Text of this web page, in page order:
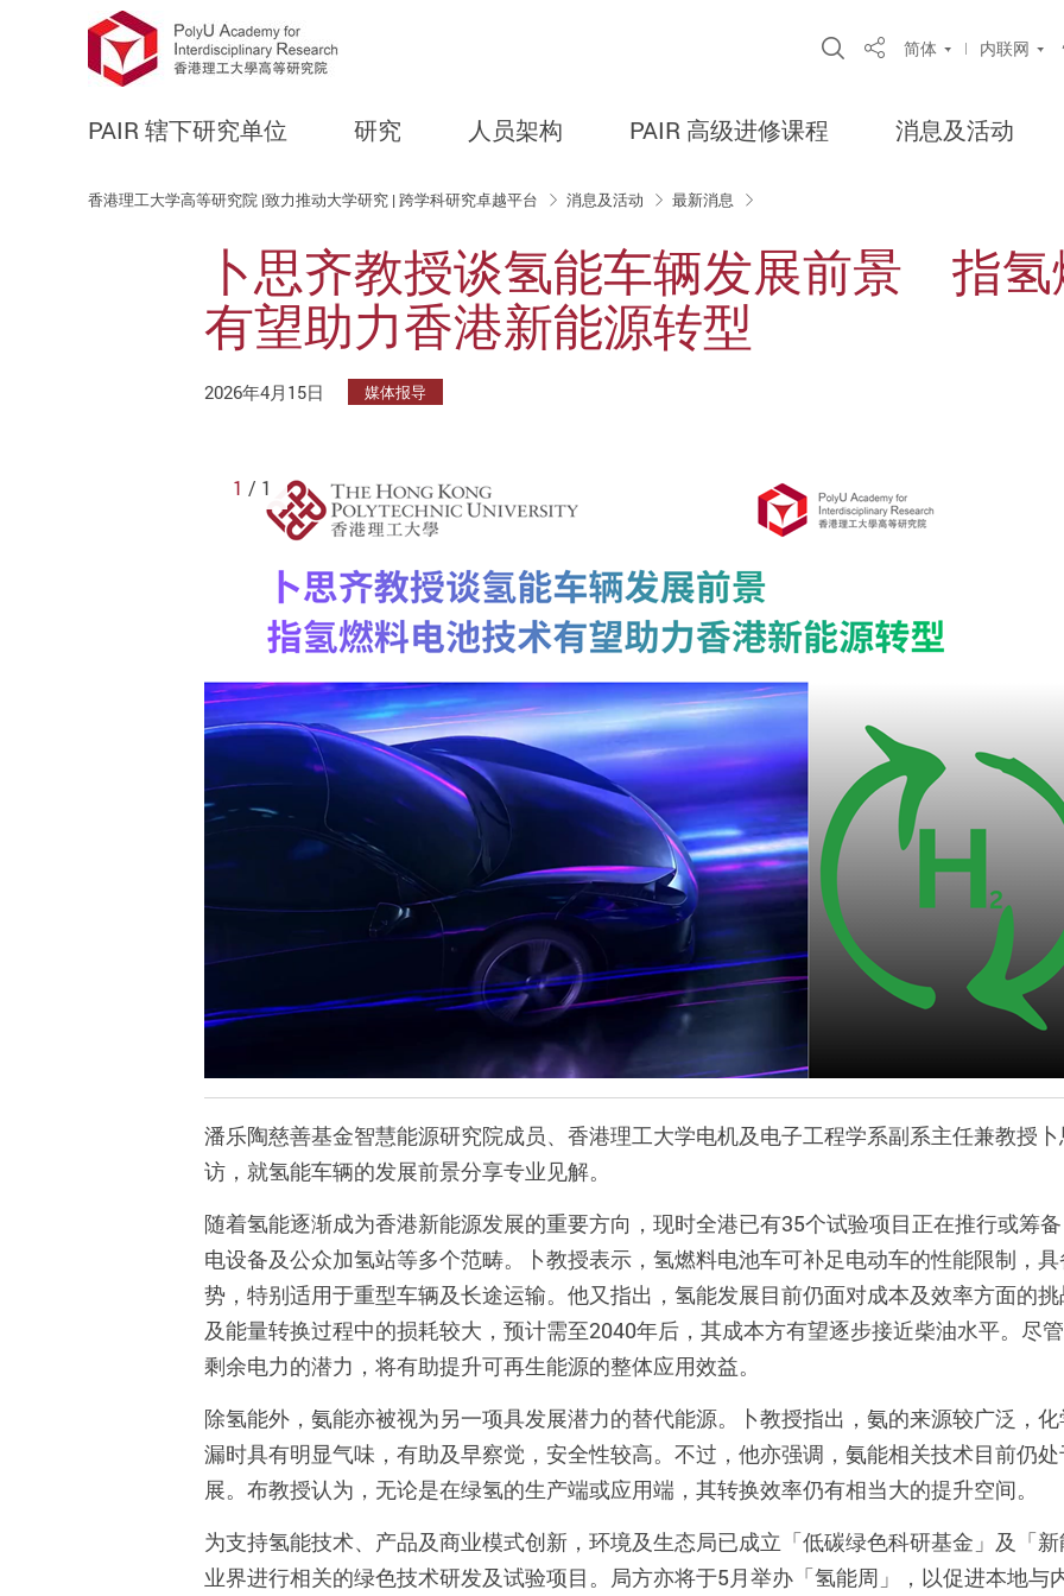
Open Site Search
Share简体 内联网
PAIR 辖下研究单位 研究 人员架构 PAIR 高级进修课程 消息及活动
香港理工大学高等研究院 |致力推动大学研究 | 跨学科研究卓越平台 消息及活动 最新消息
卜思齐教授谈氢能车辆发展前景 指
有望助力香港新能源转型
2026年4月15日 媒体报导
1 / 1
潘乐陶慈善基金智慧能源研究院成员、香港理工大学电机及电子工程学系副系主任兼教授
访，就氢能车辆的发展前景分享专业见解。
随着氢能逐渐成为香港新能源发展的重要方向，现时全港已有35个试验项目正在推行或筹
电设备及公众加氢站等多个范畴。卜教授表示，氢燃料电池车可补足电动车的性能限制，
势，特别适用于重型车辆及长途运输。他又指出，氢能发展目前仍面对成本及效率方面的
及能量转换过程中的损耗较大，预计需至2040年后，其成本方有望逐步接近柴油水平。尽
剩余电力的潜力，将有助提升可再生能源的整体应用效益。
除氢能外，氨能亦被视为另一项具发展潜力的替代能源。卜教授指出，氨的来源较广泛，
漏时具有明显气味，有助及早察觉，安全性较高。不过，他亦强调，氨能相关技术目前仍
展。 布教授认为，无论是在绿氢的生产端或应用端，其转换效率仍有相当大的提升空间。
为支持氢能技术、产品及商业模式创新，环境及生态局已成立「低碳绿色科研基金」及「
业界进行相关的绿色技术研发及试验项目。局方亦将于5月举办「氢能周」，以促进本地与